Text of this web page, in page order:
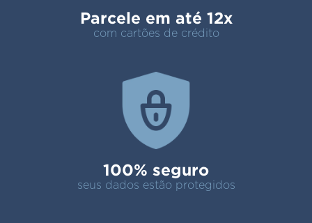
Parcele em até 12x
com cartões de crédito
100% seguro
seus dados estão protegidos